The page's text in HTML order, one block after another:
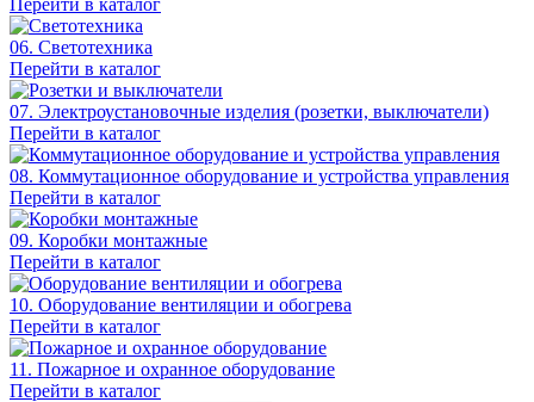
Перейти в каталог
06. Светотехника
Перейти в каталог
07. Электроустановочные изделия (розетки, выключатели)
Перейти в каталог
08. Коммутационное оборудование и устройства управления
Перейти в каталог
09. Коробки монтажные
Перейти в каталог
10. Оборудование вентиляции и обогрева
Перейти в каталог
11. Пожарное и охранное оборудование
Перейти в каталог